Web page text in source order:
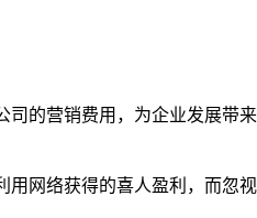
的营销费用，为企业发展带
网络获得的喜人盈利，而忽